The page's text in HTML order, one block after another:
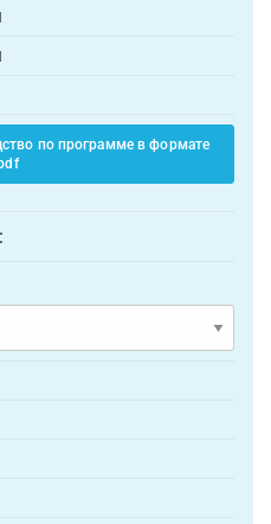
по программе в формате